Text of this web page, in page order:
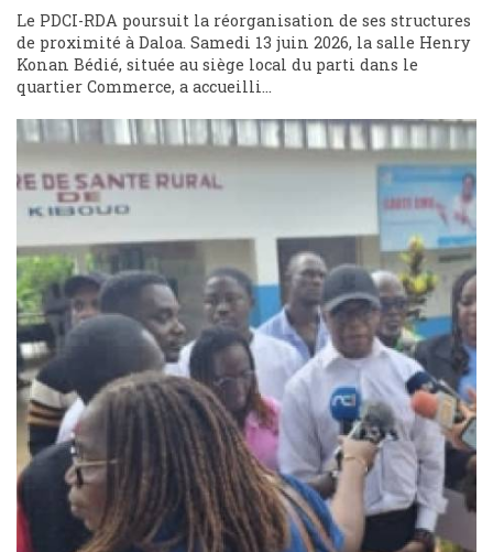
Le PDCI-RDA poursuit la réorganisation de ses structures
de proximité à Daloa. Samedi 13 juin 2026, la salle Henry
Konan Bédié, située au siège local du parti dans le
quartier Commerce, a accueilli...